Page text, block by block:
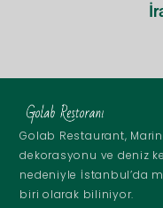
Golab Restaurant,
dekorasyonu ve deniz
nedeniyle İstanbul’da
biri olarak biliniyor.